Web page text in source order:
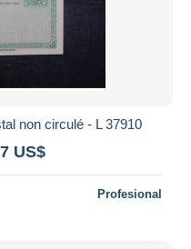
non circulé - L 37910
US$
Profesional